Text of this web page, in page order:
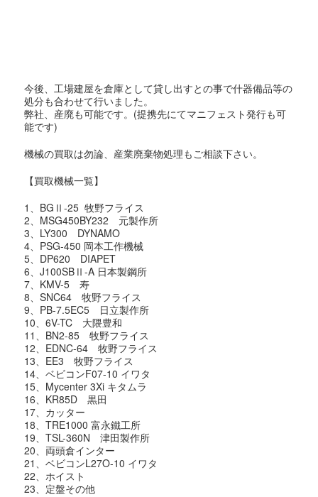
今後、工場建屋を倉庫として貸し出すとの事で什器備品等の
処分も合わせて行いました。
弊社、産廃も可能です。(提携先にてマニフェスト発行も可
能です)
機械の買取は勿論、産業廃棄物処理もご相談下さい。
【買取機械一覧】
1、BGⅡ-25 牧野フライス
2、MSG450BY232 元製作所
3、LY300 DYNAMO
4、PSG-450 岡本工作機械
5、DP620 DIAPET
6、J100SBⅡ-A 日本製鋼所
7、KMV-5 寿
8、SNC64 牧野フライス
9、PB-7.5EC5 日立製作所
10、6V-TC 大隈豊和
11、BN2-85 牧野フライス
12、EDNC-64 牧野フライス
13、EE3 牧野フライス
14、ベビコンF07-10 イワタ
15、Mycenter 3Xi キタムラ
16、KR85D 黒田
17、カッター
18、TRE1000 富永鐵工所
19、TSL-360N 津田製作所
20、両頭倉インター
21、ベビコンL27O-10 イワタ
22、ホイスト
23、定盤その他